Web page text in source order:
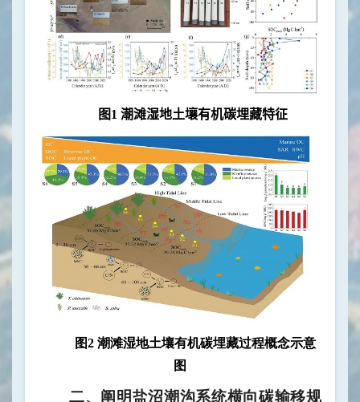
图1 潮滩湿地土壤有机碳埋藏特征
图2 潮滩湿地土壤有机碳埋藏过程概念示意
图
二、阐明盐沼潮沟系统横向碳输移规